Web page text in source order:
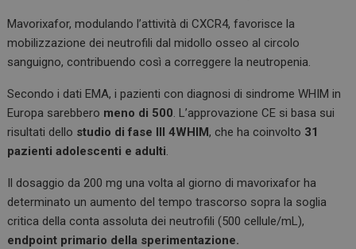
Mavorixafor, modulando l’attività di CXCR4, favorisce la
mobilizzazione dei neutrofili dal midollo osseo al circolo
sanguigno, contribuendo così a correggere la neutropenia.
Secondo i dati EMA, i pazienti con diagnosi di sindrome WHIM in
Europa sarebbero meno di 500 . L’approvazione CE si basa sui
risultati dello studio di fase III 4WHIM, che ha coinvolto 31
pazienti adolescenti e adulti
Il dosaggio da 200 mg una volta al giorno di mavorixafor ha
determinato un aumento del tempo trascorso sopra la soglia
critica della conta assoluta dei neutrofili (500 cellule/mL),
endpoint primario della sperimentazione.